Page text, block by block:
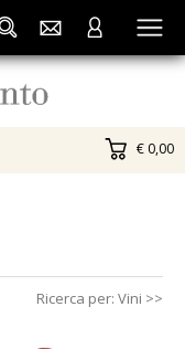
€ 0,00
Ricerca per: Vini >>